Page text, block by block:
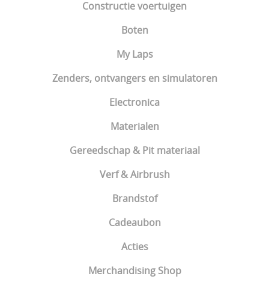
Constructie voertuigen
Boten
My Laps
Zenders, ontvangers en simulatoren
Electronica
Materialen
Gereedschap & Pit materiaal
Verf & Airbrush
Brandstof
Cadeaubon
Acties
Merchandising Shop